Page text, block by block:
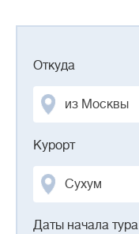
Откуда
из Москвы
Курорт
Сухум
Даты начала тура